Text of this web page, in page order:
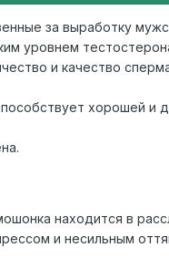
за выработку
уровнем
и качество
хорошей и
находится в
и несильным